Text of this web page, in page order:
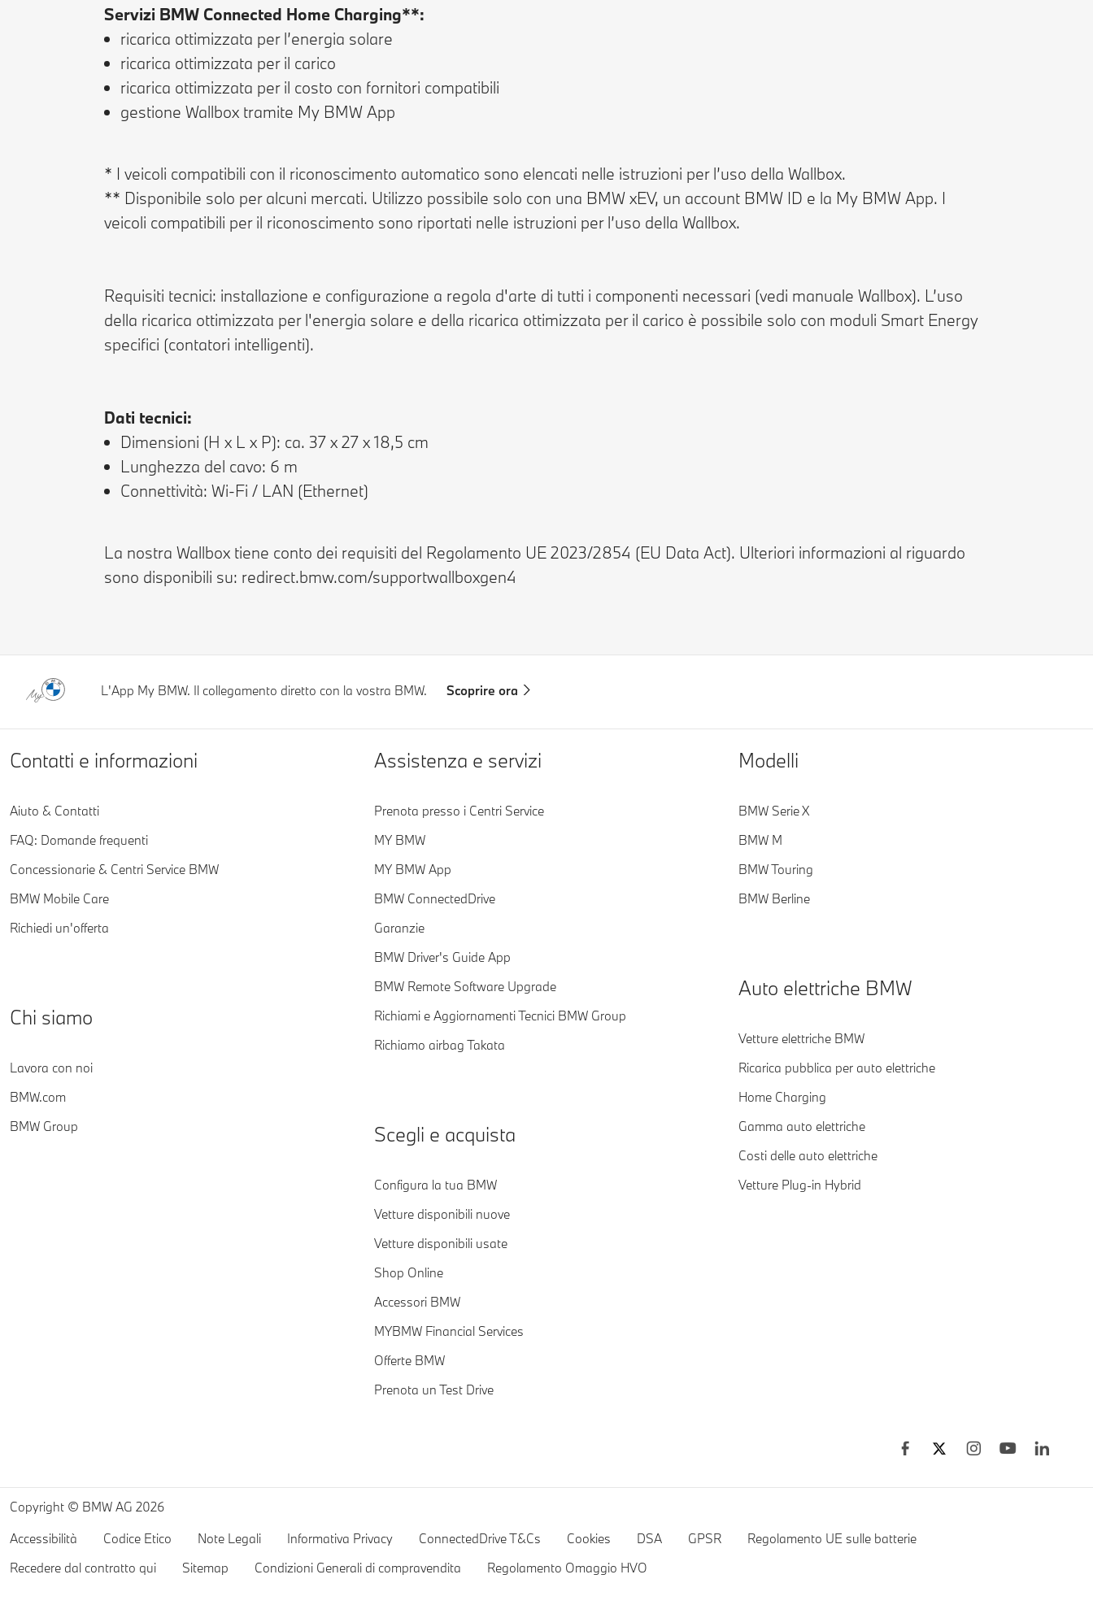
Servizi BMW Connected Home Charging**:
ricarica ottimizzata per l’energia solare
ricarica ottimizzata per il carico
ricarica ottimizzata per il costo con fornitori compatibili
gestione Wallbox tramite My BMW App
* I veicoli compatibili con il riconoscimento automatico sono elencati nelle istruzioni per l’uso della Wallbox.
** Disponibile solo per alcuni mercati. Utilizzo possibile solo con una BMW xEV, un account BMW ID e la My BMW App. I
veicoli compatibili per il riconoscimento sono riportati nelle istruzioni per l’uso della Wallbox.
Requisiti tecnici: installazione e configurazione a regola d'arte di tutti i componenti necessari (vedi manuale Wallbox). L’uso
della ricarica ottimizzata per l'energia solare e della ricarica ottimizzata per il carico è possibile solo con moduli Smart Energy
specifici (contatori intelligenti).
Dati tecnici:
Dimensioni (H x L x P): ca. 37 x 27 x 18,5 cm
Lunghezza del cavo: 6 m
Connettività: Wi-Fi / LAN (Ethernet)
La nostra Wallbox tiene conto dei requisiti del Regolamento UE 2023/2854 (EU Data Act). Ulteriori informazioni al riguardo
sono disponibili su: redirect.bmw.com/supportwallboxgen4